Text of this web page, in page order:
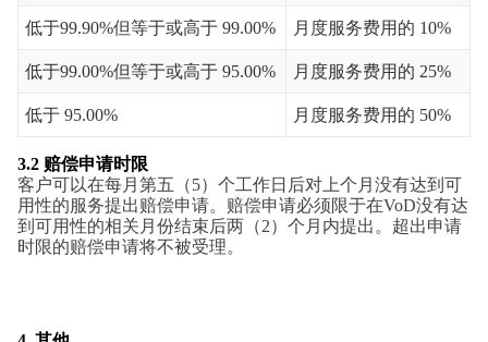
低于99.90%但等于或高于 99.00% 月度服务费用的 10%
低于99.00%但等于或高于 95.00% 月度服务费用的 25%
低于 95.00% 月度服务费用的 50%
3.2 赔偿申请时限
客户可以在每月第五（5）个工作日后对上个月没有达到可
用性的服务提出赔偿申请。赔偿申请必须限于在VoD没有达
到可用性的相关月份结束后两（2）个月内提出。超出申请
时限的赔偿申请将不被受理。